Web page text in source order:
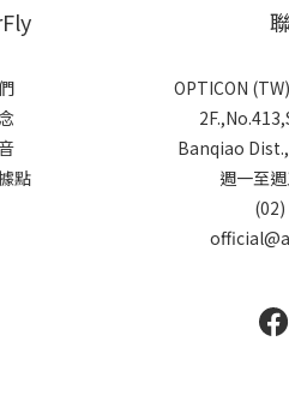
點
OPTICON
Banqiao
週一至